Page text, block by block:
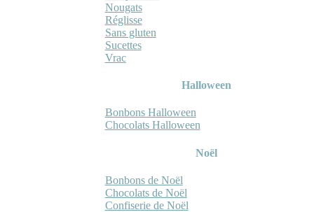
Nougats
Réglisse
Sans gluten
Sucettes
Vrac
Halloween
Bonbons Halloween
Chocolats Halloween
Noël
Bonbons de Noël
Chocolats de Noël
Confiserie de Noël